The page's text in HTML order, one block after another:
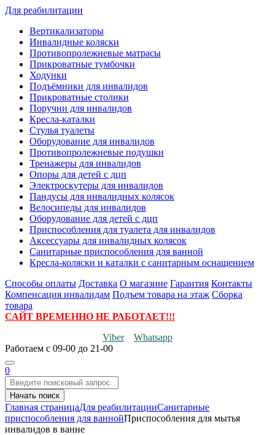
Для реабилитации
Вертикализаторы
Инвалидные коляски
Противопролежневые матрасы
Прикроватные тумбочки
Ходунки
Подъёмники для инвалидов
Прикроватные столики
Поручни для инвалидов
Кресла-каталки
Стулья туалеты
Оборудование для инвалидов
Противопролежневые подушки
Тренажеры для инвалидов
Опоры для детей с дцп
Электроскутеры для инвалидов
Пандусы для инвалидных колясок
Велосипеды для инвалидов
Оборудование для детей с дцп
Приспособления для туалета для инвалидов
Аксессуары для инвалидных колясок
Санитарные приспособления для ванной
Кресла-коляски и каталки с санитарным оснащением
Способы оплаты Доставка О магазине Гарантия Контакты
Компенсация инвалидам Подъем товара на этаж Сборка
товара
САЙТ ВРЕМЕННО НЕ РАБОТАЕТ!!!
Viber
Whatsapp
Работаем с 09-00 до 21-00
0
Начать поиск
Главная страницаДля реабилитацииСанитарные
приспособления для ваннойПриспособления для мытья
инвалидов в ванне